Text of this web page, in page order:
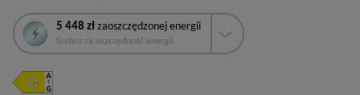
5 448 zł zaoszczędzonej energii
Srebro za oszczędność energii
To
działanie
otworzy
narzędzie
do